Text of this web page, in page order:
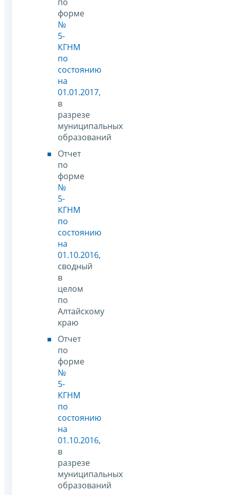
форме
№
5-
КГНМ
по
состоянию
на
01.01.2017,
в
разрезе
муниципальных
образований
Отчет
по
форме
№
5-
КГНМ
по
состоянию
на
01.10.2016,
сводный
в
целом
по
Алтайскому
краю
Отчет
по
форме
№
5-
КГНМ
по
состоянию
на
01.10.2016,
в
разрезе
муниципальных
образований